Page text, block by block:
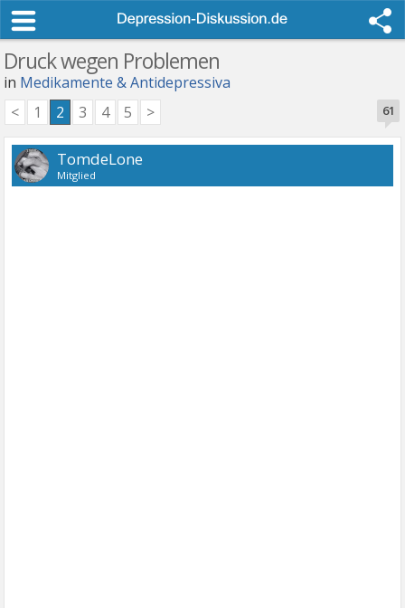
Druck wegen Problemen
in Medikamente & Antidepressiva
61
< 1 2 3 4 5 >
TomdeLone
Mitglied